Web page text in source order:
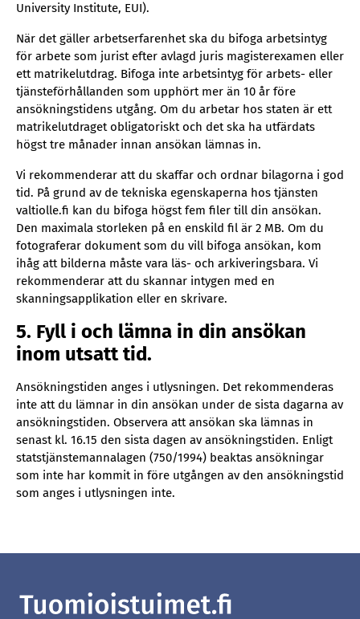
University Institute, EUI).
När det gäller arbetserfarenhet ska du bifoga arbetsintyg
för arbete som jurist efter avlagd juris magisterexamen eller
ett matrikelutdrag. Bifoga inte arbetsintyg för arbets- eller
tjänsteförhållanden som upphört mer än 10 år före
ansökningstidens utgång. Om du arbetar hos staten är ett
matrikelutdraget obligatoriskt och det ska ha utfärdats
högst tre månader innan ansökan lämnas in.
Vi rekommenderar att du skaffar och ordnar bilagorna i god
tid. På grund av de tekniska egenskaperna hos tjänsten
valtiolle.fi kan du bifoga högst fem filer till din ansökan.
Den maximala storleken på en enskild fil är 2 MB. Om du
fotograferar dokument som du vill bifoga ansökan, kom
ihåg att bilderna måste vara läs- och arkiveringsbara. Vi
rekommenderar att du skannar intygen med en
skanningsapplikation eller en skrivare.
5. Fyll i och lämna in din ansökan
inom utsatt tid.
Ansökningstiden anges i utlysningen. Det rekommenderas
inte att du lämnar in din ansökan under de sista dagarna av
ansökningstiden. Observera att ansökan ska lämnas in
senast kl. 16.15 den sista dagen av ansökningstiden. Enligt
statstjänstemannalagen (750/1994) beaktas ansökningar
som inte har kommit in före utgången av den ansökningstid
som anges i utlysningen inte.